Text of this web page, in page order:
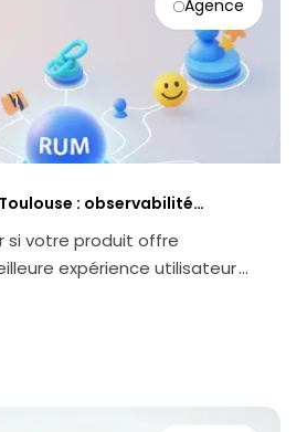
Agence
: observabilité
piloter UX, perf et
si votre produit offre
expérience utilisateur ?
la performanc...